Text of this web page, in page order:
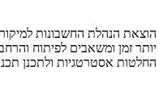
הוצאת הנהלת החשבונות
יותר זמן ומשאבים לפיתוח
החלטות אסטרטגיות ולתכנן